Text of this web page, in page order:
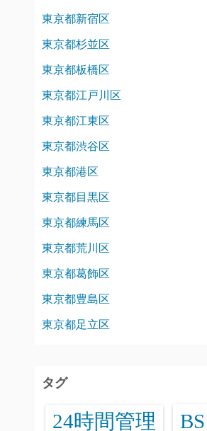
東京都新宿区
東京都杉並区
東京都板橋区
東京都江戸川区
東京都江東区
東京都渋谷区
東京都港区
東京都目黒区
東京都練馬区
東京都荒川区
東京都葛飾区
東京都豊島区
東京都足立区
タグ
24時間管理 BS